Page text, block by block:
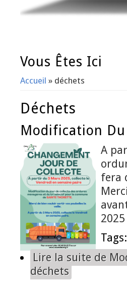
Vous Êtes Ici
Accueil » déchets
Déchets
Modification Du
A
fera
Tags:
Lire la suite de
déchets